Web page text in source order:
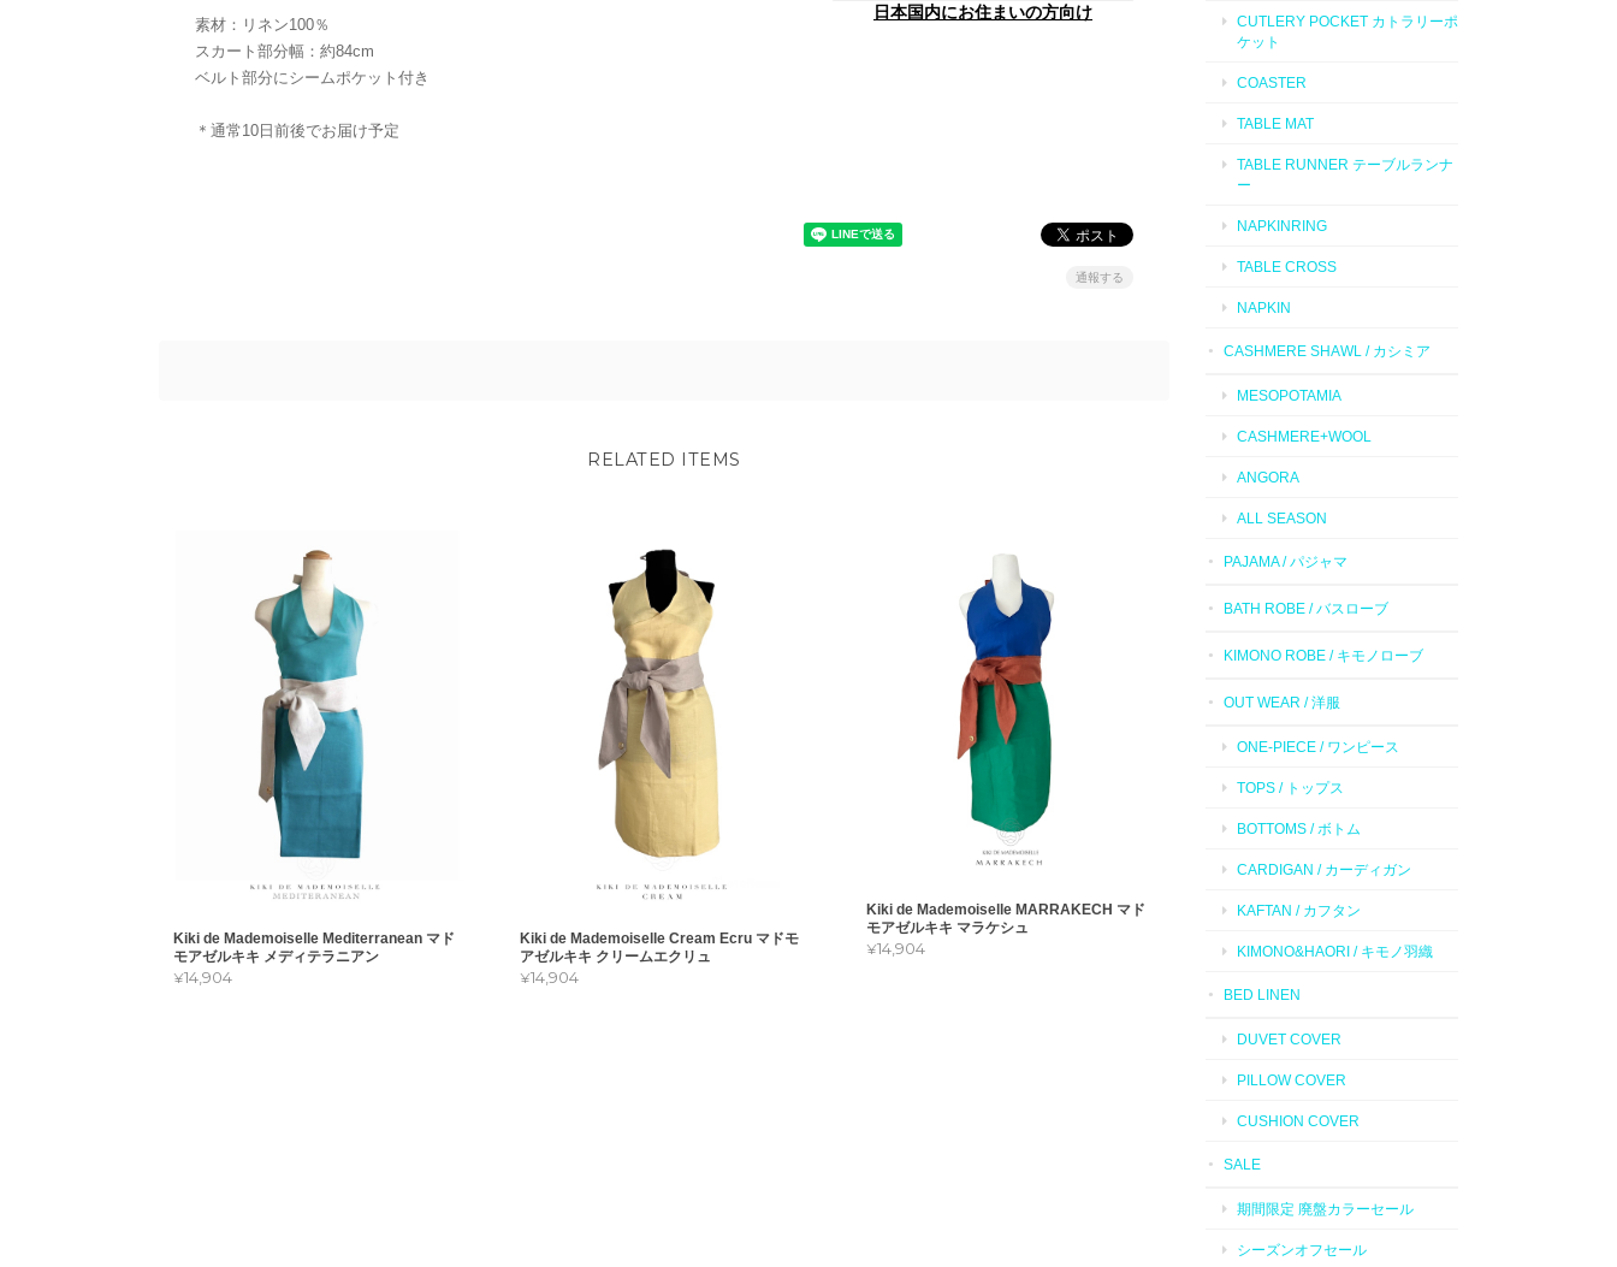
素材：リネン100％
スカート部分幅：約84cm
ベルト部分にシームポケット付き
＊通常10日前後でお届け予定
日本国内にお住まいの方向け
通報する
RELATED ITEMS
Kiki de Mademoiselle Mediterranean マド
モアゼルキキ メディテラニアン
¥14,904
Kiki de Mademoiselle Cream Ecru マドモ
アゼルキキ クリームエクリュ
¥14,904
Kiki de Mademoiselle MARRAKECH マド
モアゼルキキ マラケシュ
¥14,904
CUTLERY POCKET カトラリーポ
ケット
COASTER
TABLE MAT
TABLE RUNNER テーブルランナ
ー
NAPKINRING
TABLE CROSS
NAPKIN
CASHMERE SHAWL / カシミア
MESOPOTAMIA
CASHMERE+WOOL
ANGORA
ALL SEASON
PAJAMA / パジャマ
BATH ROBE / バスローブ
KIMONO ROBE / キモノローブ
OUT WEAR / 洋服
ONE-PIECE / ワンピース
TOPS / トップス
BOTTOMS / ボトム
CARDIGAN / カーディガン
KAFTAN / カフタン
KIMONO&HAORI / キモノ羽織
BED LINEN
DUVET COVER
PILLOW COVER
CUSHION COVER
SALE
期間限定 廃盤カラーセール
シーズンオフセール